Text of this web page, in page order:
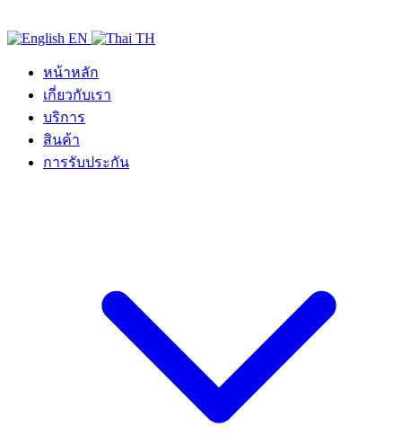
EN TH
หน้าหลัก
เกี่ยวกับเรา
บริการ
สินค้า
การรับประกัน